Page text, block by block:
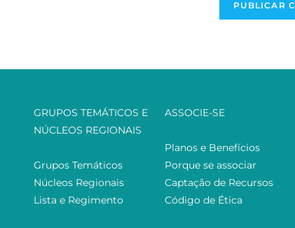
GRUPOS TEMÁTICOS E
NÚCLEOS REGIONAIS
Grupos Temáticos
Núcleos Regionais
Lista e Regimento
ASSOCIE-SE
Planos e Benefícios
Porque se associar
Captação de Recursos
Código de Ética